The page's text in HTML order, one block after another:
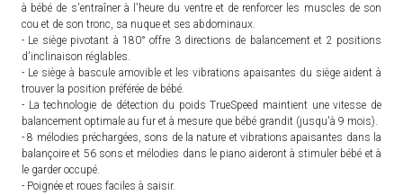
à bébé de s'entraîner à l'heure du ventre et de renforcer les muscles de son
cou et de son tronc, sa nuque et ses abdominaux.
- Le siège pivotant à 180° offre 3 directions de balancement et 2 positions
d'inclinaison réglables.
- Le siège à bascule amovible et les vibrations apaisantes du siège aident à
trouver la position préférée de bébé.
- La technologie de détection du poids TrueSpeed maintient une vitesse de
balancement optimale au fur et à mesure que bébé grandit (jusqu'à 9 mois).
- 8 mélodies préchargées, sons de la nature et vibrations apaisantes dans la
balançoire et 56 sons et mélodies dans le piano aideront à stimuler bébé et à
le garder occupé.
- Poignée et roues faciles à saisir.